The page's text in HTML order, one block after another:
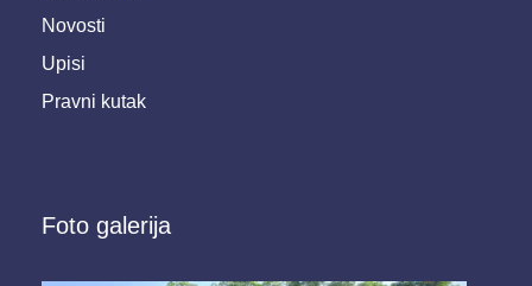
Novosti
Upisi
Pravni kutak
Foto galerija